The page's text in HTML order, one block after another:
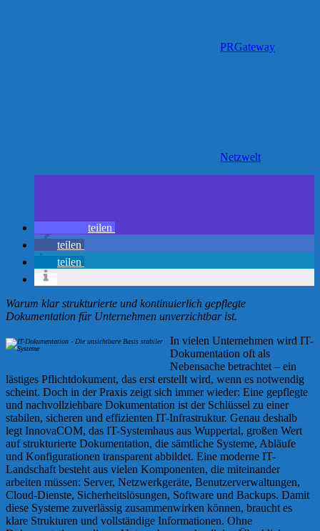
PRGateway
Netzwelt
teilen
teilen
teilen
Warum klar strukturierte und kontinuierlich gepflegte
Dokumentation für Unternehmen unverzichtbar ist.
In vielen Unternehmen wird IT-
Dokumentation oft als
Nebensache betrachtet – ein
lästiges Pflichtdokument, das erst erstellt wird, wenn es notwendig
scheint. Doch in der Praxis zeigt sich immer wieder: Eine gepflegte
und nachvollziehbare Dokumentation ist der Schlüssel zu einer
stabilen, sicheren und effizienten IT-Infrastruktur. Genau deshalb
legt InnovaCOM, das IT-Systemhaus aus Wuppertal, großen Wert
auf strukturierte Dokumentation, die sämtliche Systeme, Abläufe
und Konfigurationen transparent abbildet. Eine moderne IT-
Landschaft besteht aus vielen Komponenten, die miteinander
arbeiten müssen: Server, Netzwerkgeräte, Benutzerverwaltungen,
Cloud-Dienste, Sicherheitslösungen, Software und Backups. Damit
diese Systeme zuverlässig zusammenwirken können, braucht es
klare Strukturen und vollständige Informationen. Ohne